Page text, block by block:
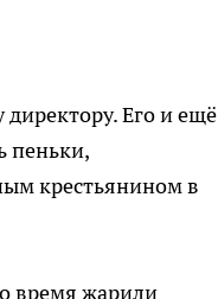
директору. Его и ещё
пеньки,
крестьянином в
время жарили